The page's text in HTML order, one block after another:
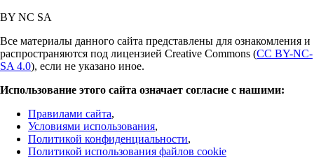
BY NC SA
Все материалы данного сайта представлены для ознакомления и
распространяются под лицензией Creative Commons (CC BY-NC-
SA 4.0), если не указано иное.
Использование этого сайта означает согласие с нашими:
Правилами сайта,
Условиями использования,
Политикой конфиденциальности,
Политикой использования файлов cookie